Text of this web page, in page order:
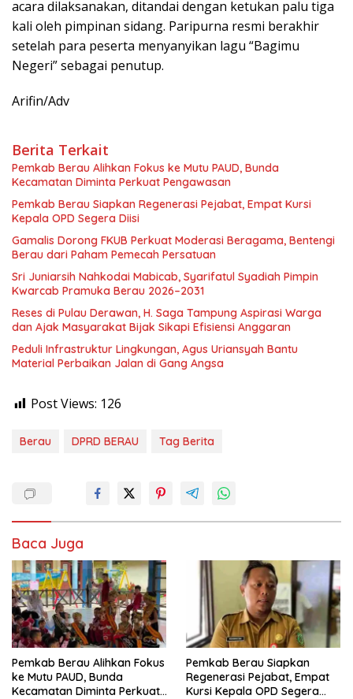
acara dilaksanakan, ditandai dengan ketukan palu tiga
kali oleh pimpinan sidang. Paripurna resmi berakhir
setelah para peserta menyanyikan lagu “Bagimu
Negeri” sebagai penutup.
Arifin/Adv
Berita Terkait
Pemkab Berau Alihkan Fokus ke Mutu PAUD, Bunda
Kecamatan Diminta Perkuat Pengawasan
Pemkab Berau Siapkan Regenerasi Pejabat, Empat Kursi
Kepala OPD Segera Diisi
Gamalis Dorong FKUB Perkuat Moderasi Beragama, Bentengi
Berau dari Paham Pemecah Persatuan
Sri Juniarsih Nahkodai Mabicab, Syarifatul Syadiah Pimpin
Kwarcab Pramuka Berau 2026–2031
Reses di Pulau Derawan, H. Saga Tampung Aspirasi Warga
dan Ajak Masyarakat Bijak Sikapi Efisiensi Anggaran
Peduli Infrastruktur Lingkungan, Agus Uriansyah Bantu
Material Perbaikan Jalan di Gang Angsa
Post Views: 126
Berau DPRD BERAU Tag Berita
Baca Juga
Pemkab Berau Alihkan Fokus
ke Mutu PAUD, Bunda
Kecamatan Diminta Perkuat
Pemkab Berau Siapkan
Regenerasi Pejabat, Empat
Kursi Kepala OPD Segera